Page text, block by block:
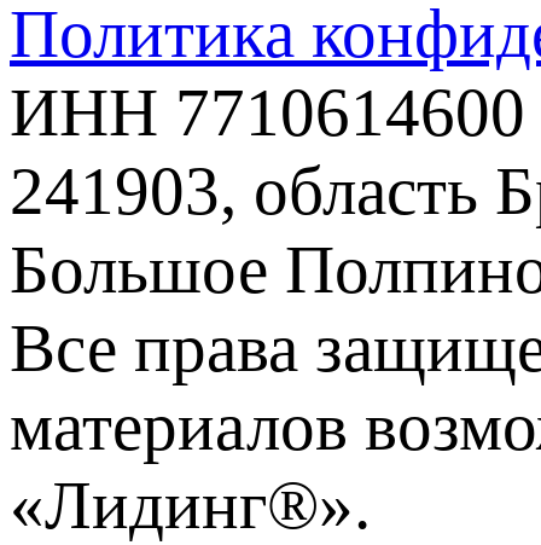
Политика
ИНН
241903, область
Большое
Все права
материалов
«Лидинг®».